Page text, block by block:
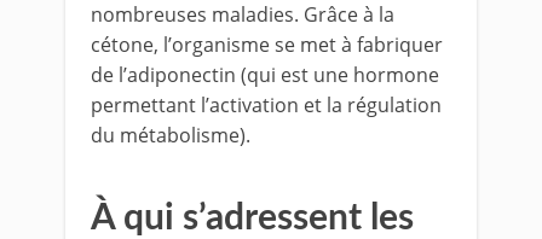
nombreuses maladies. Grâce à la
cétone, l’organisme se met à fabriquer
de l’adiponectin (qui est une hormone
permettant l’activation et la régulation
du métabolisme).
À qui s’adressent les